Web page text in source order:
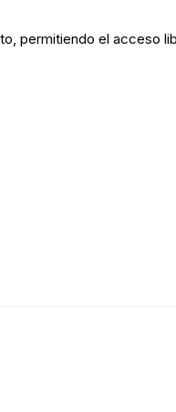
permitiendo el acceso